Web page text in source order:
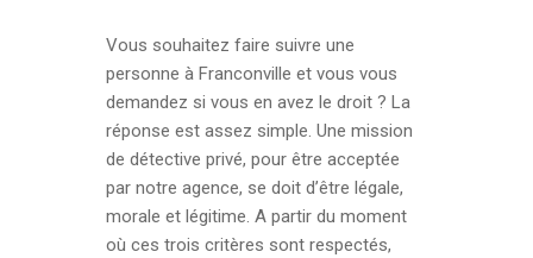
Vous souhaitez faire suivre une
personne à Franconville et vous vous
demandez si vous en avez le droit ? La
réponse est assez simple. Une mission
de détective privé, pour être acceptée
par notre agence, se doit d’être légale,
morale et légitime. A partir du moment
où ces trois critères sont respectés,